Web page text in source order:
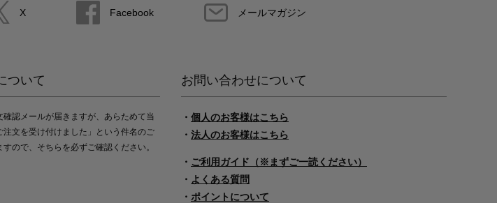
X Facebook メールマガジン
ついて
確認メールが届きますが、あらためて当
注文を受け付けました」という件名のご
ので、そちらを必ずご確認ください。
お問い合わせについて
・ 個人のお客様はこちら
・ 法人のお客様はこちら
・ ご利用ガイド（※まずご一読ください）
・ よくある質問
・ ポイントについて